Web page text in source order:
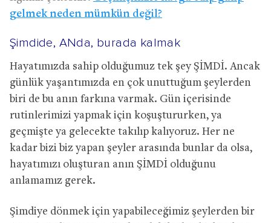
gelmek neden mümkün değil?
Şimdide, ANda, burada kalmak
Hayatımızda sahip olduğumuz tek şey ŞİMDİ. Ancak
günlük yaşantımızda en çok unuttuğum şeylerden
biri de bu anın farkına varmak. Gün içerisinde
rutinlerimizi yapmak için koşuştururken, ya
geçmişte ya gelecekte takılıp kalıyoruz. Her ne
kadar bizi biz yapan şeyler arasında bunlar da olsa,
hayatımızı oluşturan anın ŞİMDİ olduğunu
anlamamız gerek.
Şimdiye dönmek için yapabileceğimiz şeylerden bir